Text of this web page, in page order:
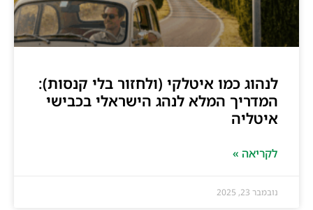
לנהוג כמו איטלקי (ולחזור בלי קנסות):
המדריך המלא לנהג הישראלי בכבישי
איטליה
לקריאה »
נובמבר 23, 2025